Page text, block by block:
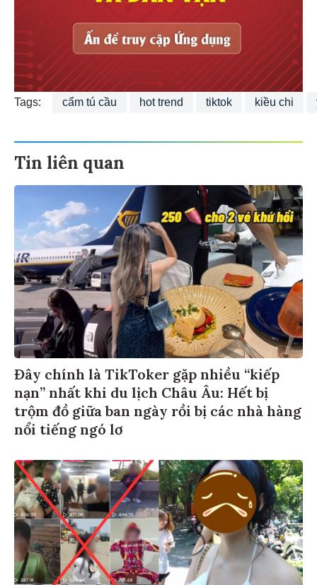
Tags: cẩm tú cầu hot trend tiktok kiều chi
Tin liên quan
Đây chính là TikToker gặp nhiều “kiếp
nạn” nhất khi du lịch Châu Âu: Hết bị
trộm đồ giữa ban ngày rồi bị các nhà hàng
nổi tiếng ngó lơ